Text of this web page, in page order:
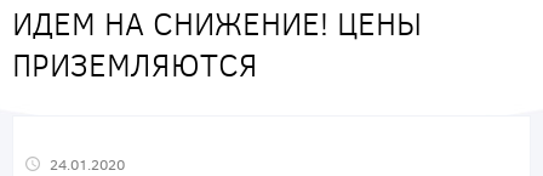
ИДЕМ НА СНИЖЕНИЕ! ЦЕНЫ
ПРИЗЕМЛЯЮТСЯ
24.01.2020